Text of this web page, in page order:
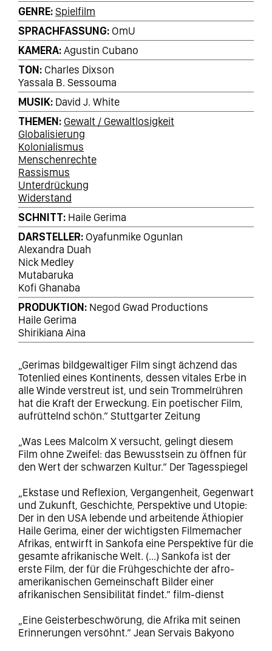
GENRE Spielfilm
SPRACHFASSUNG OmU
KAMERA Agustin Cubano
TON Charles Dixson
Yassala B. Sessouma
MUSIK David J. White
THEMEN Gewalt / Gewaltlosigkeit
Globalisierung
Kolonialismus
Menschenrechte
Rassismus
Unterdrückung
Widerstand
SCHNITT Haile Gerima
DARSTELLER Oyafunmike Ogunlan
Alexandra Duah
Nick Medley
Mutabaruka
Kofi Ghanaba
PRODUKTION Negod Gwad Productions
Haile Gerima
Shirikiana Aina
„Gerimas bildgewaltiger Film singt ächzend das
Totenlied eines Kontinents, dessen vitales Erbe in
alle Winde verstreut ist, und sein Trommelrühren
hat die Kraft der Erweckung. Ein poetischer Film,
aufrüttelnd schön.“ Stuttgarter Zeitung
„Was Lees Malcolm X versucht, gelingt diesem
Film ohne Zweifel: das Bewusstsein zu öffnen für
den Wert der schwarzen Kultur.“ Der Tagesspiegel
„Ekstase und Reflexion, Vergangenheit, Gegenwart
und Zukunft, Geschichte, Perspektive und Utopie:
Der in den USA lebende und arbeitende Äthiopier
Haile Gerima, einer der wichtigsten Filmemacher
Afrikas, entwirft in Sankofa eine Perspektive für die
gesamte afrikanische Welt. (...) Sankofa ist der
erste Film, der für die Frühgeschichte der afro-
amerikanischen Gemeinschaft Bilder einer
afrikanischen Sensibilität findet.“ film-dienst
„Eine Geisterbeschwörung, die Afrika mit seinen
Erinnerungen versöhnt.“ Jean Servais Bakyono